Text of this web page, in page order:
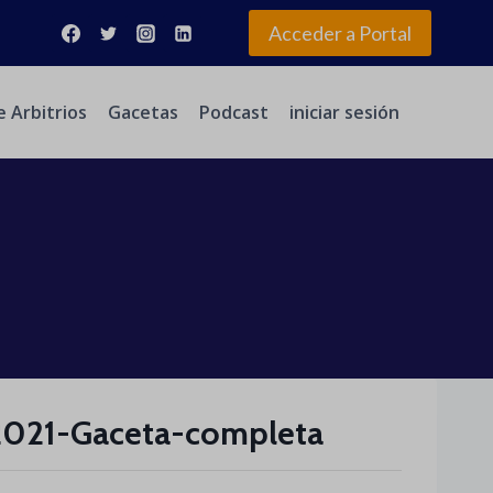
Acceder a Portal
Arbitrios Gacetas Podcast iniciar sesión
Gaceta-completa